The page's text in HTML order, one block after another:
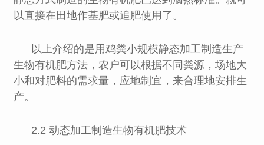
以直接在田地作基肥或追肥使用了。
以上介绍的是用鸡粪小规模静态加工制造生产
生物有机肥方法，农户可以根据不同粪源，场地大
小和对肥料的需求量，应地制宜，来合理地安排生
产。
2.2 动态加工制造生物有机肥技术